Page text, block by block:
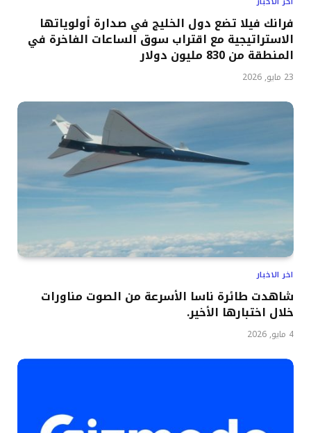
فرانك فيلا تضع دول الخليج في صدارة أولوياتها
الاستراتيجية مع اقتراب سوق الساعات الفاخرة في
المنطقة من 830 مليون دولار
23 مايو, 2026
اخر الاخبار
شاهدت طائرة ناسا الأسرعة من الصوت مناورات
خلال اختبارها الأخير.
4 مايو, 2026